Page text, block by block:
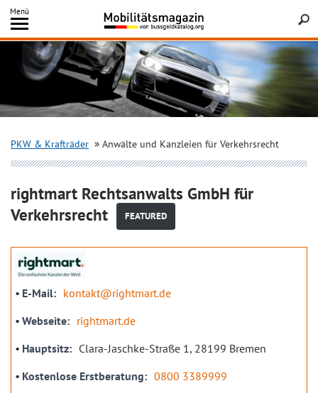
Inhalt
springen
Menü
Search
PKW & Krafträder Anwälte und Kanzleien für Verkehrsrecht
rightmart Rechtsanwalts GmbH für
Verkehrsrecht
FEATURED
E-Mail
kontakt@rightmart.de
Webseite
rightmart.de
Hauptsitz
Clara-Jaschke-Straße 1, 28199 Bremen
Kostenlose Erstberatung
0800 3389999